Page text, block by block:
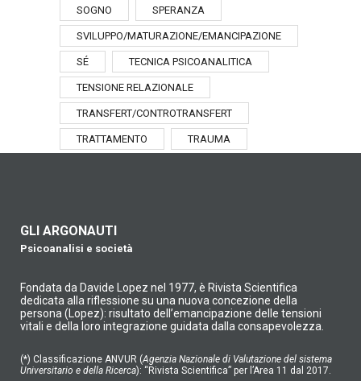
SOGNO SPERANZA
SVILUPPO/MATURAZIONE/EMANCIPAZIONE
SÉ TECNICA PSICOANALITICA
TENSIONE RELAZIONALE
TRANSFERT/CONTROTRANSFERT
TRATTAMENTO TRAUMA
GLI ARGONAUTI
Psicoanalisi e società
Fondata da Davide Lopez nel 1977, è Rivista Scientifica
dedicata alla riflessione su una nuova concezione della
persona (Lopez): risultato dell’emancipazione delle tensioni
vitali e della loro integrazione guidata dalla consapevolezza.
(*) Classificazione ANVUR (Agenzia Nazionale di Valutazione del sistema
Universitario e della Ricerca): “Rivista Scientifica” per l’Area 11 dal 2017.